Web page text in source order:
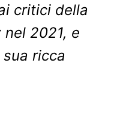
critici della
2021, e
ricca